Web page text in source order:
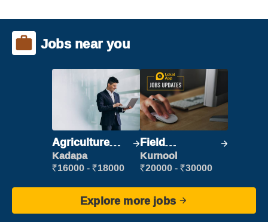
Jobs near you
Agriculture
Labour
Kadapa
₹16000 - ₹18000
Field
Marketing
Executive
Kurnool
₹20000 - ₹30000
Explore more jobs